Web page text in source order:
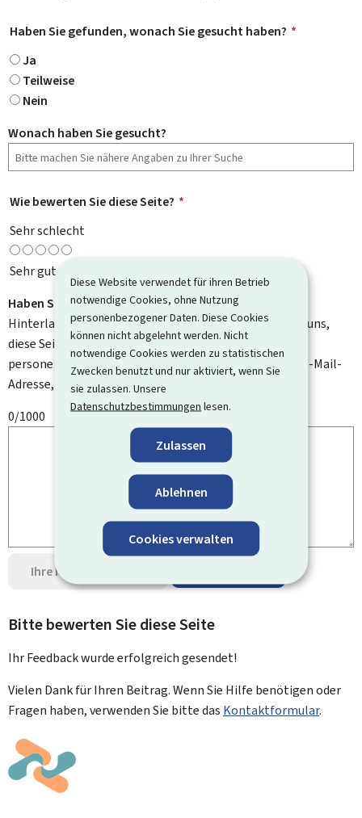
Diese Website verwendet für ihren Betrieb
notwendige Cookies, ohne Nutzung
personenbezogener Daten. Diese Cookies
können nicht abgelehnt werden. Nicht
notwendige Cookies werden zu statistischen
Zwecken benutzt und nur aktiviert, wenn Sie
sie zulassen. Unsere
Datenschutzbestimmungen lesen.
Zulassen
Ablehnen
Cookies verwalten
Haben Sie gefunden, wonach Sie gesucht haben? *
Ja
Teilweise
Nein
Wonach haben Sie gesucht?
Wie bewerten Sie diese Seite? *
Sehr schlecht
Sehr gut
Haben Sie Verbesserungsvorschläge?
Hinterlassen Sie uns einen Kommentar und helfen Sie uns,
diese Seite zu verbessern. Bitte geben Sie keine
personenbezogenen Daten an, wie zum Beispiel Ihre E-Mail-
Adresse, Ihren Namen oder Ihre Telefonnummer.
0/1000
Ihre Meinung senden
Bitte bewerten Sie diese Seite
Ihr Feedback wurdeerfolgreichgesendet!
Vielen Dank für Ihren Beitrag. Wenn Sie Hilfe benötigen oder
Fragen haben, verwenden Sie bitte das Kontaktformular.